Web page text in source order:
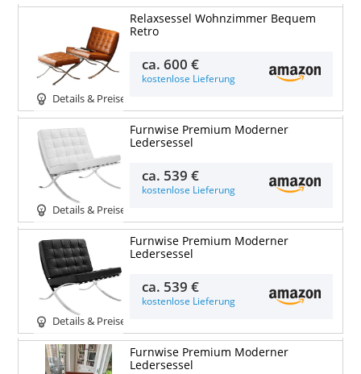
Details & Preise
Relaxsessel Wohnzimmer Bequem
Retro
ca.600 €
kostenlose Lieferung
Details & Preise
Furnwise Premium Moderner
Ledersessel
ca. 539 €
kostenlose Lieferung
Details & Preise
Furnwise Premium Moderner
Ledersessel
ca. 539 €
kostenlose Lieferung
Furnwise Premium Moderner
Ledersessel